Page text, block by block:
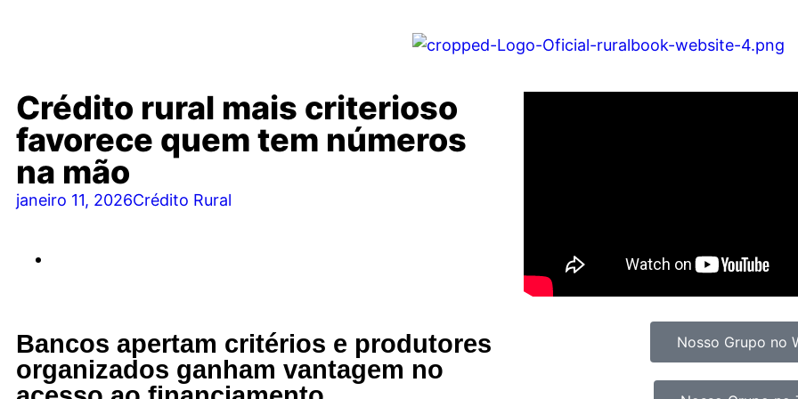
Crédito rural mais criterioso
favorece quem tem números
na mão
janeiro 11, 2026Crédito Rural
Bancos apertam critérios e produtores
organizados ganham vantagem no
Nosso Grupo no